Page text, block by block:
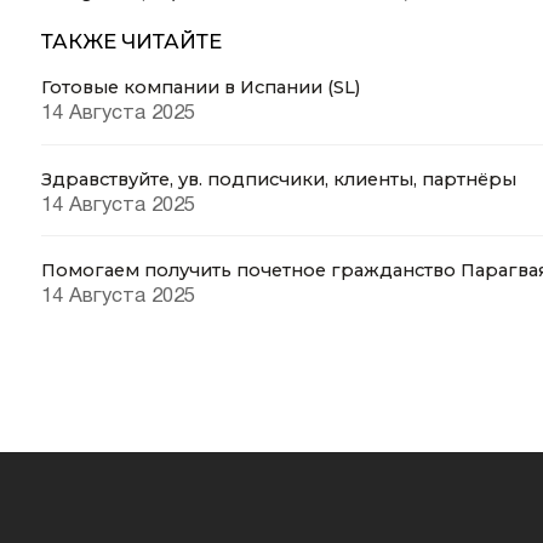
ТАКЖЕ ЧИТАЙТЕ
Готовые компании в Испании (SL)
14 Августа 2025
Здравствуйте, ув. подписчики, клиенты, партнёры
14 Августа 2025
Помогаем получить почетное гражданство
14 Августа 2025